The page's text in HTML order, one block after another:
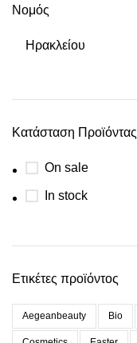
Νομός
Ηρακλείου
Κατάσταση Προϊόντας
On sale
In stock
Ετικέτες προϊόντος
Aegeanbeauty Bio